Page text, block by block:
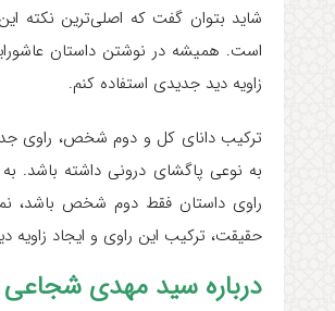
شاید بتوان گفت که اصلی‌ترین نکته
است. همیشه در نوشتن داستان
زاویه دید جدیدی استفاده کنم.
ترکیب دانای کل و دوم شخص، راوی
به نوعی پاگشای درونی داشته باشد.
راوی داستان فقط دوم شخص باشد،
حقیقت، ترکیب این راوی و ایجاد زاویه
درباره‌ سید مهدی شجاعی